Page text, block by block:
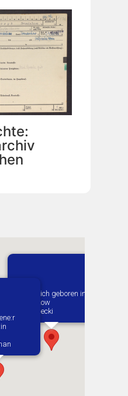
Vermutlich geboren in
Tomaszow
Mazowiecki